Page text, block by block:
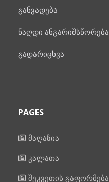
განვადება
ნაღდი ანგარიშსწორება
გადარიცხვა
PAGES
მაღაზია
კალათა
შეკვეთის გაფორმება